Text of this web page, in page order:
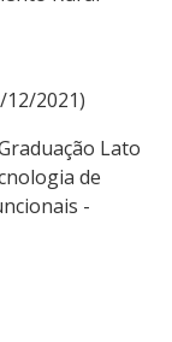
2021)
Lato
de
-